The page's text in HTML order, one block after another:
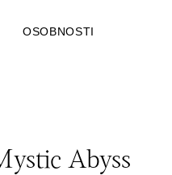
OSOBNOSTI
Abyss